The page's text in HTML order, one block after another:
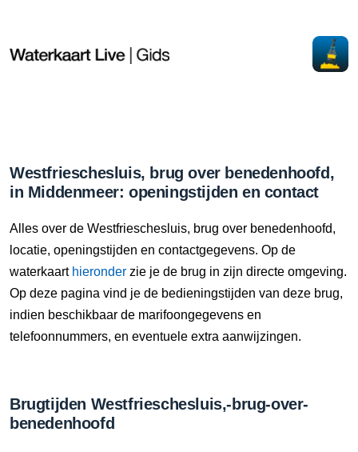
Westfrieschesluis, brug over benedenhoofd,
in Middenmeer: openingstijden en contact
Alles over de Westfrieschesluis, brug over benedenhoofd,
locatie, openingstijden en contactgegevens. Op de
waterkaart hieronder zie je de brug in zijn directe omgeving.
Op deze pagina vind je de bedieningstijden van deze brug,
indien beschikbaar de marifoongegevens en
telefoonnummers, en eventuele extra aanwijzingen.
Brugtijden Westfrieschesluis,-brug-over-
benedenhoofd